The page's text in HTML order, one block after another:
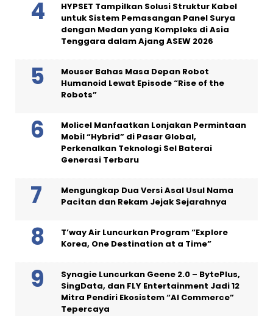
HYPSET Tampilkan Solusi Struktur Kabel
untuk Sistem Pemasangan Panel Surya
dengan Medan yang Kompleks di Asia
Tenggara dalam Ajang ASEW 2026
Mouser Bahas Masa Depan Robot
Humanoid Lewat Episode “Rise of the
Robots”
Molicel Manfaatkan Lonjakan Permintaan
Mobil “Hybrid” di Pasar Global,
Perkenalkan Teknologi Sel Baterai
Generasi Terbaru
Mengungkap Dua Versi Asal Usul Nama
Pacitan dan Rekam Jejak Sejarahnya
T’way Air Luncurkan Program “Explore
Korea, One Destination at a Time”
Synagie Luncurkan Geene 2.0 – BytePlus,
SingData, dan FLY Entertainment Jadi 12
Mitra Pendiri Ekosistem “AI Commerce”
Tepercaya